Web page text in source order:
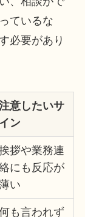
ているな
必要があり
意したいサ
イン
拶や業務連
にも反応が
い
も言われず